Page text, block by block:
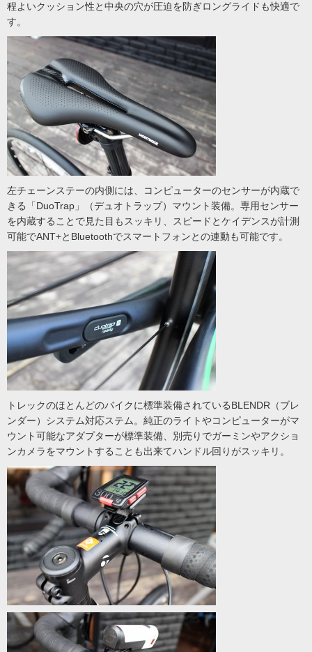
程よいクッション性と中央の穴が圧迫を防ぎロングライドも快適で
す。
左チェーンステーの内側には、コンピューターのセンサーが内蔵で
きる「DuoTrap」（デュオトラップ）マウント装備。専用センサー
を内蔵することで見た目もスッキリ、スピードとケイデンスが計測
可能でANT+とBluetoothでスマートフォンとの連動も可能です。
トレックのほとんどのバイクに標準装備されているBLENDR（ブレ
ンダー）システム対応ステム。純正のライトやコンピューターがマ
ウント可能なアダプターが標準装備、別売りでガーミンやアクショ
ンカメラをマウントすることも出来てハンドル回りがスッキリ。